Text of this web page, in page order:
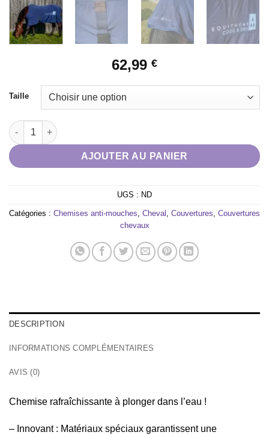
62,99 €
Taille
quantité de Chemise Cool&dry EQUITHÈME - Fresh
AJOUTER AU PANIER
UGS : ND
Catégories : Chemises anti-mouches Cheval Couvertures Couvertures
chevaux
DESCRIPTION
INFORMATIONS COMPLÉMENTAIRES
AVIS (0)
Chemise rafraîchissante à plonger dans l’eau !
– Innovant : Matériaux spéciaux garantissent une